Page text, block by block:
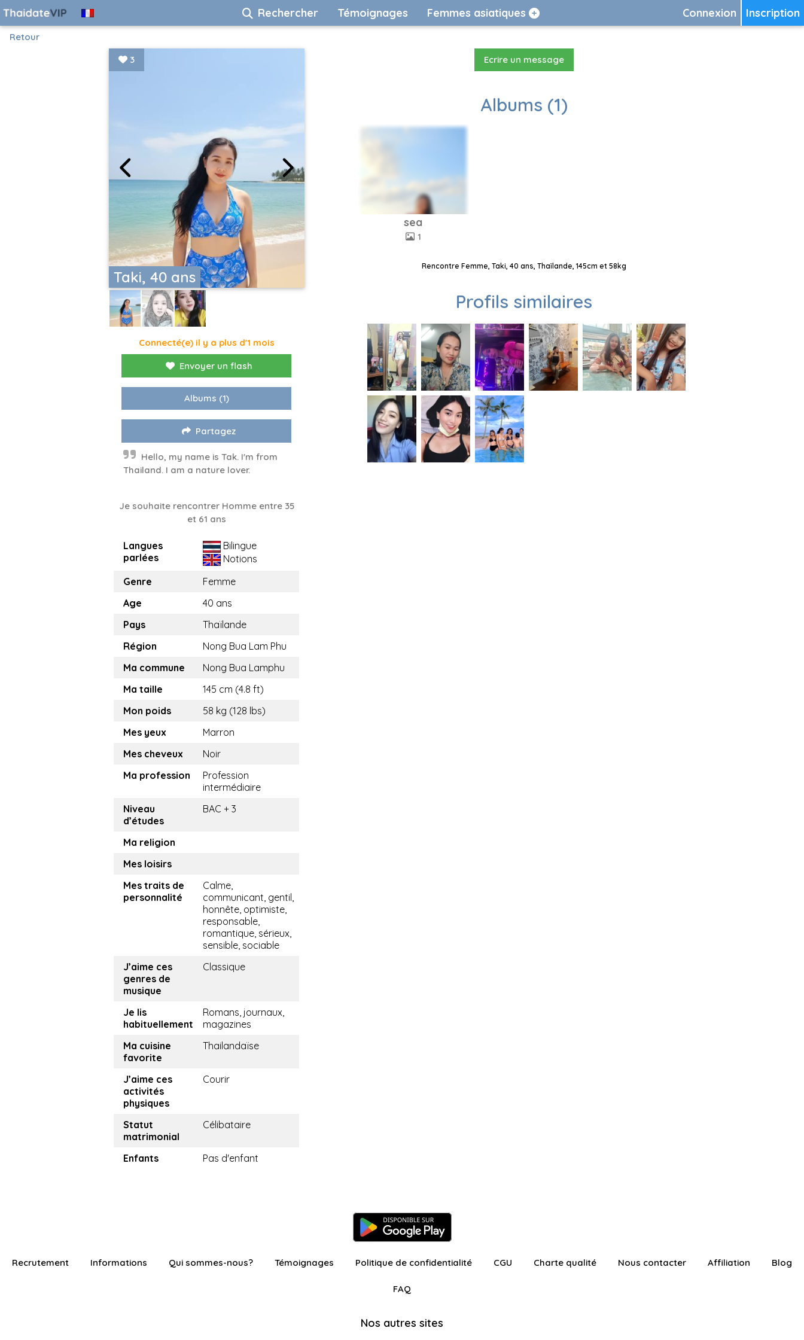
Inscription
Connexion
Rechercher Témoignages Femmes asiatiques
Retour
Taki, 40 ans
3
Connecté(e) il y a plus d'1 mois
Envoyer un flash
Albums (1)
Partagez
Hello, my name is Tak. I'm from
Thailand. I am a nature lover.
Je souhaite rencontrer Homme entre 35
et 61 ans
Langues
parlées
Bilingue
Notions
Genre
Femme
Age
40 ans
Pays
Thaïlande
Région
Nong Bua Lam Phu
Ma commune
Nong Bua Lamphu
Ma taille
145 cm (4.8 ft)
Mon poids
58 kg (128 lbs)
Mes yeux
Marron
Mes cheveux
Noir
Ma profession
Profession
intermédiaire
Niveau
d’études
BAC + 3
Ma religion
Mes loisirs
Mes traits de
personnalité
Calme,
communicant, gentil,
honnête, optimiste,
responsable,
romantique, sérieux,
sensible, sociable
J’aime ces
genres de
musique
Classique
Je lis
habituellement
Romans, journaux,
magazines
Ma cuisine
favorite
Thailandaïse
J’aime ces
activités
physiques
Courir
Statut
matrimonial
Célibataire
Enfants Pas d'enfant
Ecrire un message
Albums (1)
sea
1
Rencontre Femme, Taki, 40 ans, Thaïlande, 145cm et 58kg
Profils similaires
Recrutement Informations Qui sommes-nous? Témoignages Politique de confidentialité CGU Charte qualité Nous contacter Affiliation Blog
FAQ
Nos autres sites